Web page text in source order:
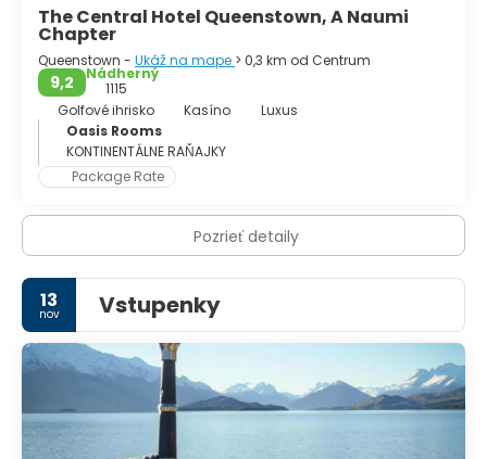
The Central Hotel Queenstown, A Naumi
Chapter
Queenstown - Ukáž na mape > 0,3 km od Centrum
9,2
Nádherný
1115
Golfové ihrisko
Kasíno
Luxus
Oasis Rooms
KONTINENTÁLNE RAŇAJKY
Package Rate
Pozrieť detaily
13
nov Vstupenky